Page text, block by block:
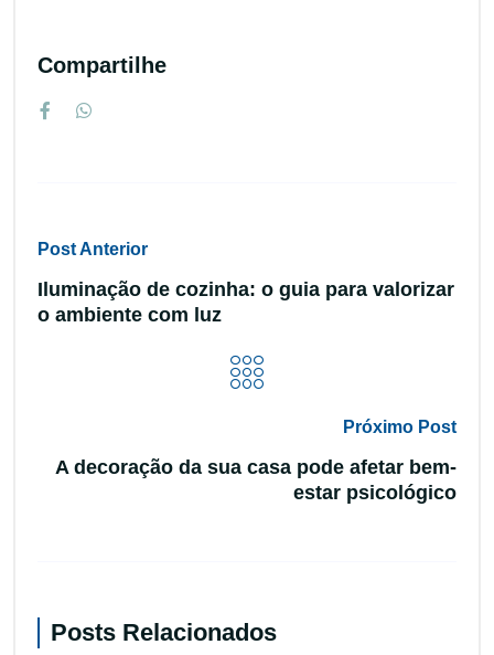
Compartilhe
Post Anterior
Iluminação de cozinha: o guia para valorizar
o ambiente com luz
Próximo Post
A decoração da sua casa pode afetar bem-
estar psicológico
Posts Relacionados